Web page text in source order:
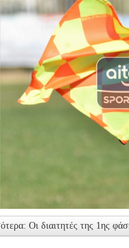
Οι διαιτητές της 1ης